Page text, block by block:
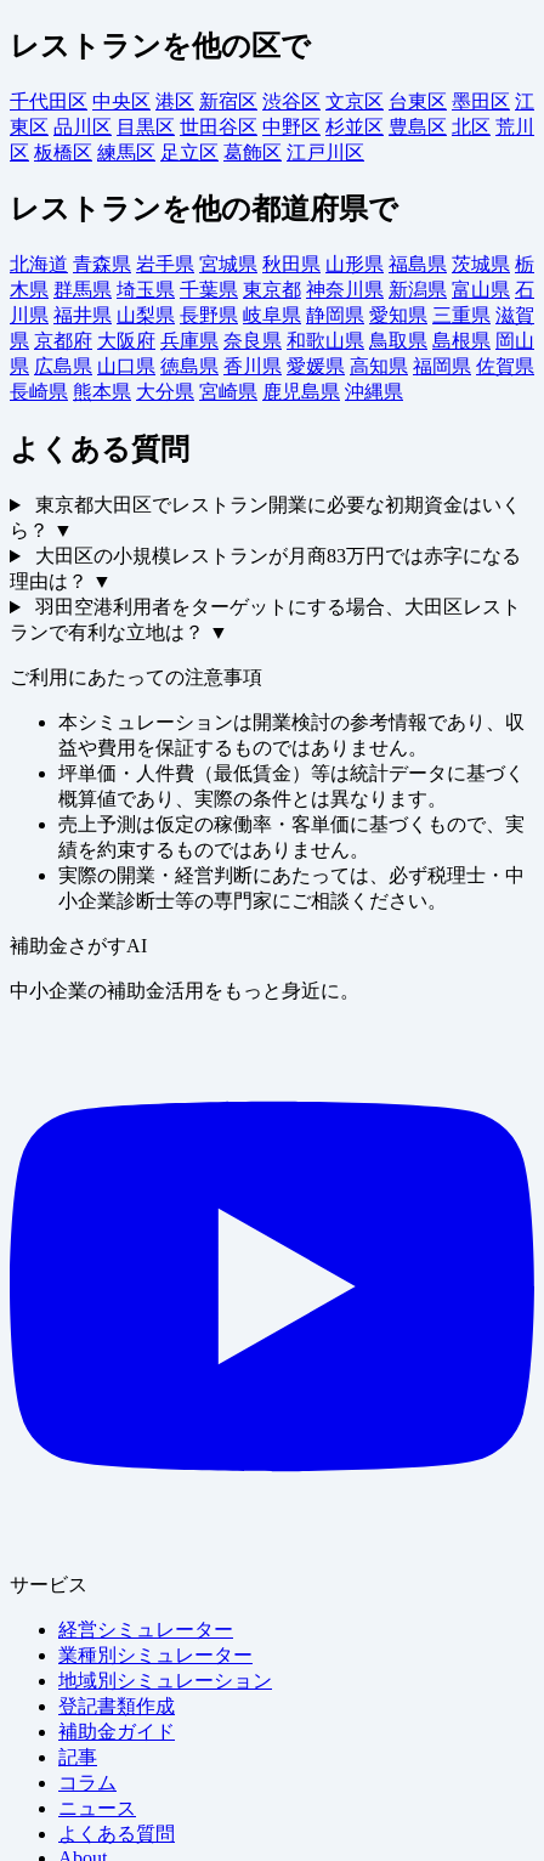
レストランを他の区で
千代田区 中央区 港区 新宿区 渋谷区 文京区 台東区 墨田区 江
東区 品川区 目黒区 世田谷区 中野区 杉並区 豊島区 北区 荒川
区 板橋区 練馬区 足立区 葛飾区 江戸川区
レストランを他の都道府県で
北海道 青森県 岩手県 宮城県 秋田県 山形県 福島県 茨城県 栃
木県 群馬県 埼玉県 千葉県 東京都 神奈川県 新潟県 富山県 石
川県 福井県 山梨県 長野県 岐阜県 静岡県 愛知県 三重県 滋賀
県 京都府 大阪府 兵庫県 奈良県 和歌山県 鳥取県 島根県 岡山
県 広島県 山口県 徳島県 香川県 愛媛県 高知県 福岡県 佐賀県
長崎県 熊本県 大分県 宮崎県 鹿児島県 沖縄県
よくある質問
東京都大田区でレストラン開業に必要な初期資金はいく
ら？
▼
大田区の小規模レストランが月商83万円では赤字になる
理由は？
▼
羽田空港利用者をターゲットにする場合、大田区レスト
ランで有利な立地は？
▼
ご利用にあたっての注意事項
本シミュレーションは開業検討の参考情報であり、収
益や費用を保証するものではありません。
坪単価・人件費（最低賃金）等は統計データに基づく
概算値であり、実際の条件とは異なります。
売上予測は仮定の稼働率・客単価に基づくもので、実
績を約束するものではありません。
実際の開業・経営判断にあたっては、必ず税理士・中
小企業診断士等の専門家にご相談ください。
補助金さがすAI
中小企業の補助金活用をもっと身近に。
サービス
経営シミュレーター
業種別シミュレーター
地域別シミュレーション
登記書類作成
補助金ガイド
記事
コラム
ニュース
よくある質問